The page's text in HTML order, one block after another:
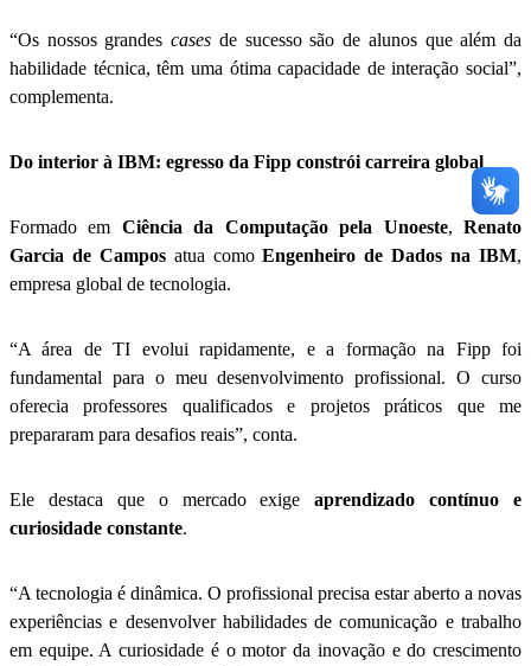
“Os nossos grandescases de sucesso são de alunos que além da
habilidade técnica, têm uma ótima capacidade de interação social”,
complementa.
Do interior à IBM: egresso da Fipp constrói carreira global
Formado em Ciência da Computação pela Unoeste,Renato
Garcia de Camposatua comoEngenheiro de Dados na IBM,
empresa global de tecnologia.
“A área de TI evolui rapidamente, e a formação na Fipp foi
fundamental para o meu desenvolvimento profissional. O curso
oferecia professores qualificados e projetos práticos que me
prepararam para desafios reais”, conta.
Ele destaca que o mercado exigeaprendizado contínuo e
curiosidade constante.
“A tecnologia é dinâmica. O profissional precisa estar aberto a novas
experiências e desenvolver habilidades de comunicação e trabalho
em equipe. A curiosidade é o motor da inovação e do crescimento